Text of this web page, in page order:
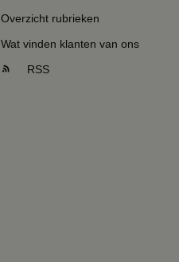
Overzicht rubrieken
Wat vinden klanten van ons
RSS